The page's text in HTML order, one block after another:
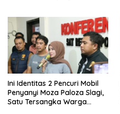
Ini Identitas 2 Pencuri Mobil
Penyanyi Moza Paloza Slagi,
Satu Tersangka Warga